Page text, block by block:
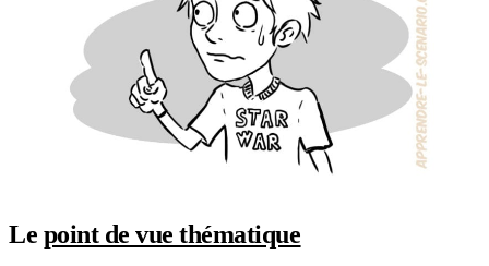
Le point de vue thématique